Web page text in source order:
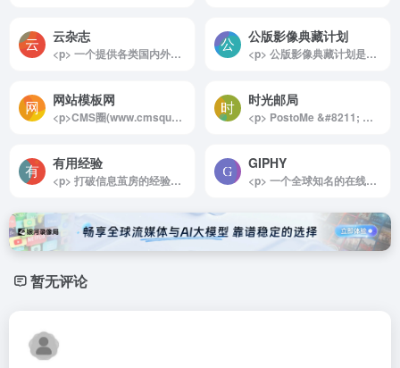
云杂志
<p> 一个提供各类国内外优质杂志的在线阅读平台，范围涵盖建筑设计、电影、时尚、旅行、音乐等各方面。 </p>
公版影像典藏计划
<p> 公版影像典藏计划是由网易新闻发起的一个长期项目，旨在收录和整理进入公共版权领域的影视作品及珍贵影像史料。该项目通过多维度的整合，包括词条编录、专家解读、趣味彩蛋和文献链接等，使这些经典影像不被埋没并自由流通。 </p>
网站模板网
<p>CMS圈(www.cmsquan.cn)专注网站源码cms模板制作，包括pbootcms源码，人人站cms模板，destoon模板，eyoucms模板，企业网站源码，行业源码模板，整站模板带数据下载，pbootcms教程，服务器主机出售，网站建设等，站长快速建站好帮手，另有仿站、定制、域名服务器等业务。</p>
时光邮局
<p> PostoMe &#8211; 时光邮局 | 创造独特的未来信件体验，让您的话语穿越时空，给未来的自己或亲爱的人带去温暖和惊喜。记录生活，链接过去与未来。 </p>
有用经验
<p> 打破信息茧房的经验网站，包含省钱和避坑的经验贴。希望多一些投稿，让更多有用经验薪火相传！ </p>
GIPHY
<p> 一个全球知名的在线动态GIF图片搜索引擎，被誉为GIF界的谷歌。界面非常简洁和具有功能性，顶部导航键包含了最受欢迎的几类GIF动画：表情、娱乐、体育和贴纸。 </p>
暂无评论